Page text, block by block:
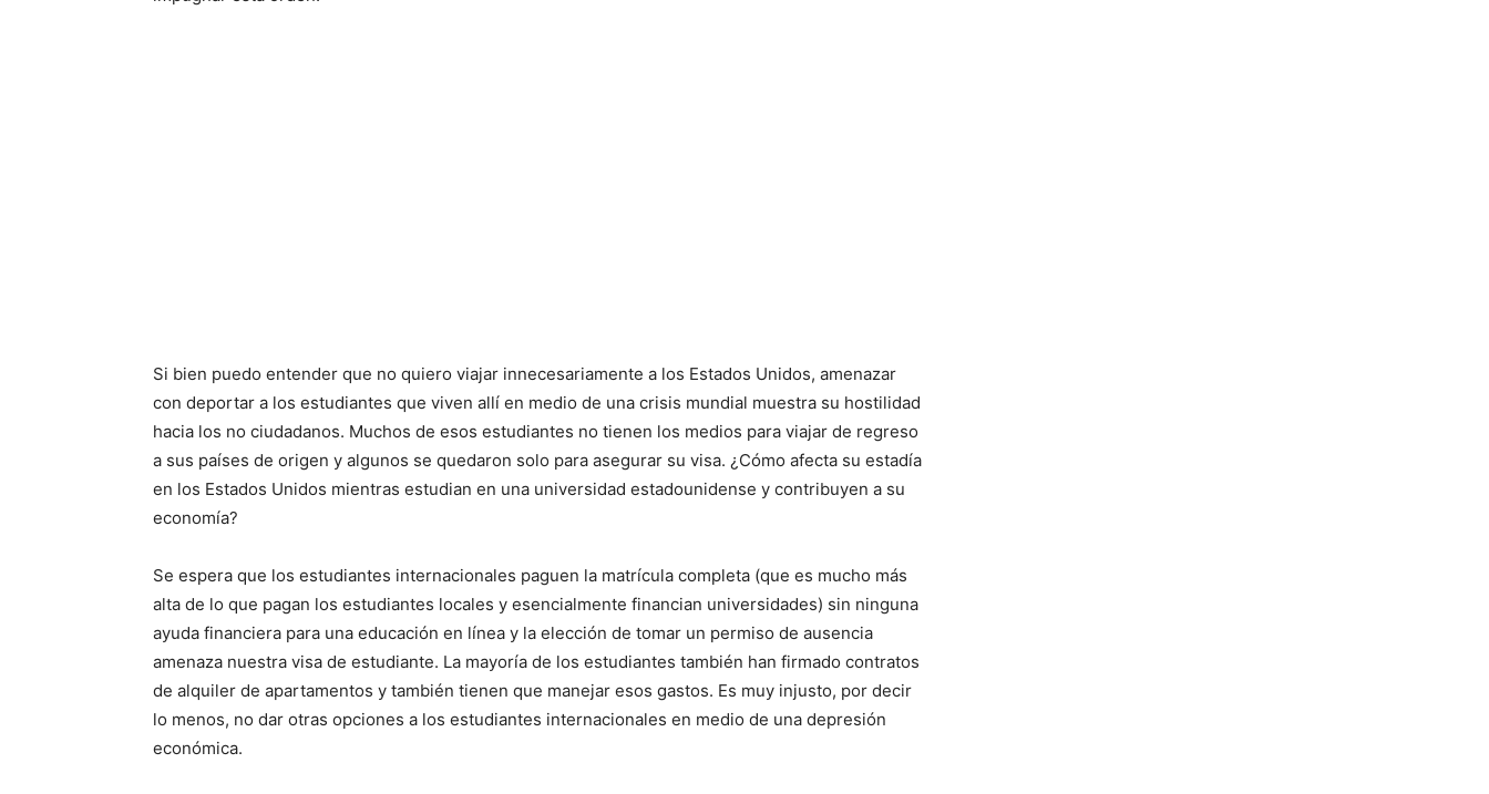
Si bien puedo entender que no quiero viajar innecesariamente a los Estados Unidos, amenazar
con deportar a los estudiantes que viven allí en medio de una crisis mundial muestra su hostilidad
hacia los no ciudadanos. Muchos de esos estudiantes no tienen los medios para viajar de regreso
a sus países de origen y algunos se quedaron solo para asegurar su visa. ¿Cómo afecta su estadía
en los Estados Unidos mientras estudian en una universidad estadounidense y contribuyen a su
economía?
Se espera que los estudiantes internacionales paguen la matrícula completa (que es mucho más
alta de lo que pagan los estudiantes locales y esencialmente financian universidades) sin ninguna
ayuda financiera para una educación en línea y la elección de tomar un permiso de ausencia
amenaza nuestra visa de estudiante. La mayoría de los estudiantes también han firmado contratos
de alquiler de apartamentos y también tienen que manejar esos gastos. Es muy injusto, por decir
lo menos, no dar otras opciones a los estudiantes internacionales en medio de una depresión
económica.